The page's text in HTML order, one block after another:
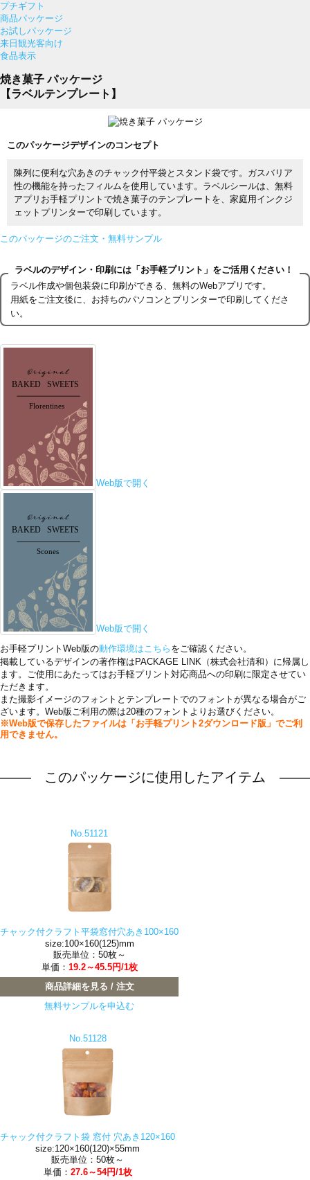
プチギフト
商品パッケージ
お試しパッケージ
来日観光客向け
食品表示
焼き菓子 パッケージ
【ラベルテンプレート】
このパッケージデザインのコンセプト
陳列に便利な穴あきのチャック付平袋とスタンド袋です。ガスバリア
性の機能を持ったフィルムを使用しています。ラベルシールは、無料
アプリお手軽プリントで焼き菓子のテンプレートを、家庭用インクジ
ェットプリンターで印刷しています。
このパッケージのご注文・無料サンプル
ラベルのデザイン・印刷には「お手軽プリント」をご活用ください！
ラベル作成や個包装袋に印刷ができる、無料のWebアプリです。
用紙をご注文後に、お持ちのパソコンとプリンターで印刷してくださ
い。
Web版で開く
Web版で開く
お手軽プリントWeb版の動作環境はこちら をご確認ください。
掲載しているデザインの著作権はPACKAGE LINK（株式会社清和）に帰属し
ます。ご使用にあたってはお手軽プリント対応商品への印刷に限定させてい
ただきます。
また撮影イメージのフォントとテンプレートでのフォントが異なる場合がご
ざいます。Web版ご利用の際は20種のフォントよりお選びください。
※Web版で保存したファイルは「お手軽プリント2ダウンロード版」でご利
用できません。
このパッケージに使用したアイテム
No.51121
チャック付クラフト平袋窓付穴あき100×160
size:100×160(125)mm
販売単位：50枚～
単価： 19.2～45.5円/1枚
商品詳細を見る / 注文
無料サンプルを申込む
No.51128
チャック付クラフト袋 窓付 穴あき120×160
size:120×160(120)×55mm
販売単位：50枚～
単価： 27.6～54円/1枚